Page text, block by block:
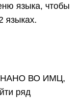
языка, чтобы
языках.
НАНО ВО ИМЦ,
ряд